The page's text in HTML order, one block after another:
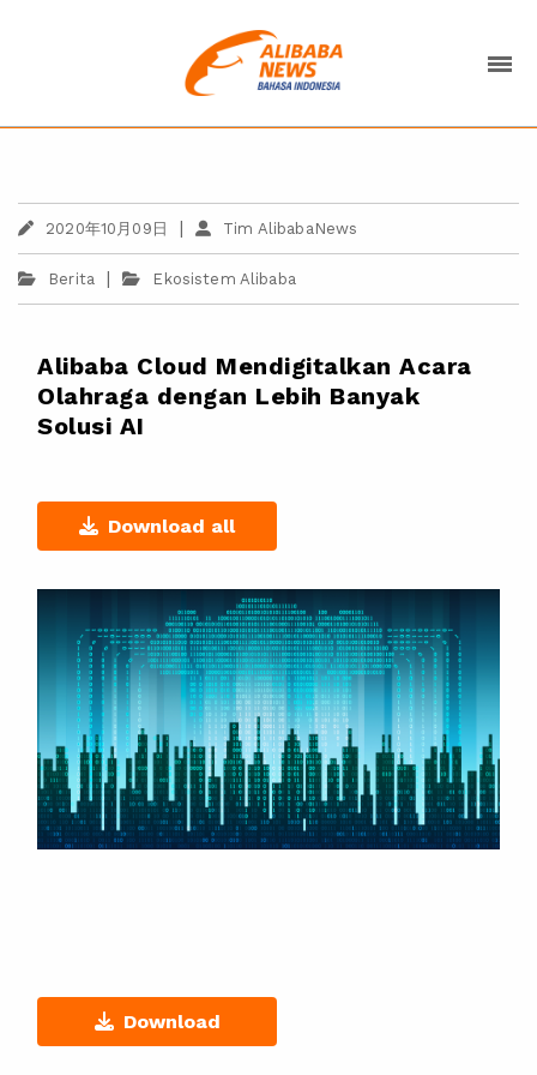
2020年10月09日 | Tim AlibabaNews
Berita | Ekosistem Alibaba
Alibaba Cloud Mendigitalkan Acara
Olahraga dengan Lebih Banyak
Solusi AI
Download all
Download